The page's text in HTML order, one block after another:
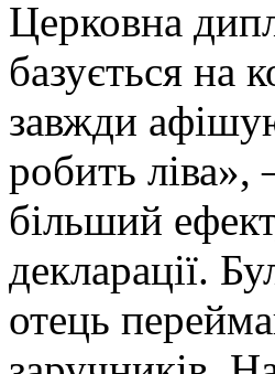
Церковна
базується на
завжди
робить ліва»,
більший
декларації.
отець